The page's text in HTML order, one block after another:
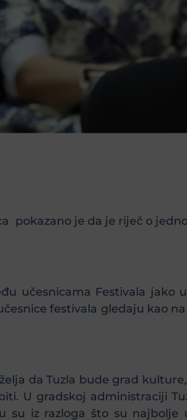
pokazano je da je riječ o
učesnicama Festivala jako
festivala gledaju kao na
da Tuzla bude grad
U gradskoj administraciji
su iz razloga što su najbolje